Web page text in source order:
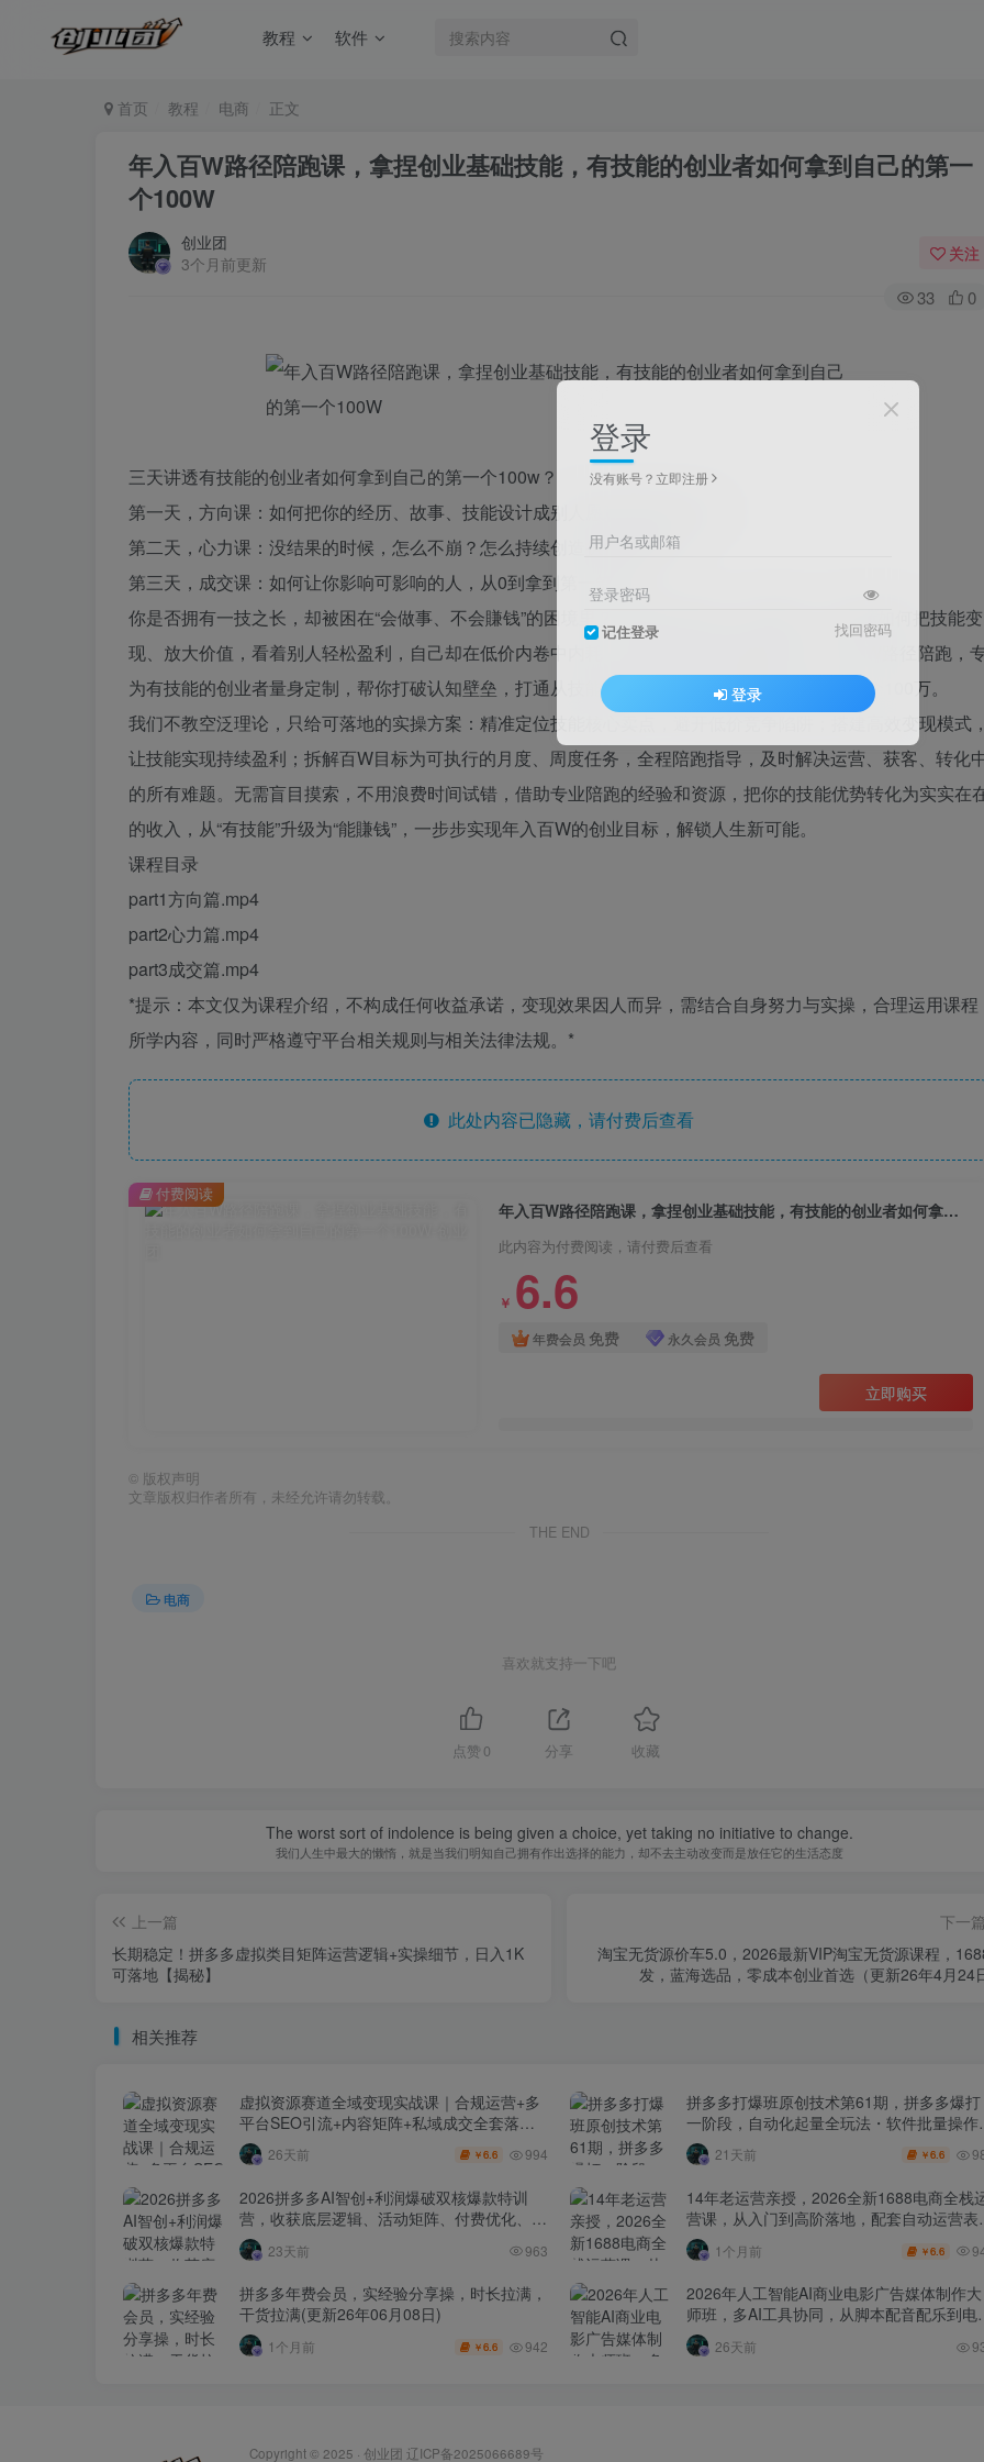
教程 软件
首页 教程 电商 正文
年入百W路径陪跑课，拿捏创业基础技能，有技能的创业者如何拿到自己的第一
个100W
创业团
3个月前更新
关注
33 0
三天讲透有技能的创业者如何拿到自己的第一个100w？
第一天，方向课：如何把你的经历、故事、技能设计成别人愿意付钱的产品？
第二天，心力课：没结果的时候，怎么不崩？怎么持续创造执行的循环？
第三天，成交课：如何让你影响可影响的人，从0到拿到第一笔钱？
你是否拥有一技之长，却被困在“会做事、不会賺钱”的困境里？明明手艺过硬、专业能打，却不懂如何把技能变
现、放大价值，看着别人轻松盈利，自己却在低价内卷中内耗，距离百W目标越来越远？年入百W路径陪跑，
为有技能的创业者量身定制，帮你打破认知壁垒，打通从技能到财富的闭环，稳稳拿下人生第一个100万。
我们不教空泛理论，只给可落地的实操方案：精准定位技能核心卖点，避开低价竞争陷阱；搭建高效变现模式
让技能实现持续盈利；拆解百W目标为可执行的月度、周度任务，全程陪跑指导，及时解决运营、获客、转化
的所有难题。无需盲目摸索，不用浪费时间试错，借助专业陪跑的经验和资源，把你的技能优势转化为实实在
的收入，从“有技能”升级为“能賺钱”，一步步实现年入百W的创业目标，解锁人生新可能。
课程目录
part1方向篇.mp4
part2心力篇.mp4
part3成交篇.mp4
*提示：本文仅为课程介绍，不构成任何收益承诺，变现效果因人而异，需结合自身努力与实操，合理运用课程
所学内容，同时严格遵守平台相关规则与相关法律法规。*
此处内容已隐藏，请付费后查看
年入百W路径陪跑课，拿捏创业基础技能，有技能的创业者如何拿到自己的第一个100W
此内容为付费阅读，请付费后查看
￥ 6.6
年费会员 免费 永久会员 免费
立即购买
付费阅读
© 版权声明
文章版权归作者所有，未经允许请勿转载。
THE END
电商
喜欢就支持一下吧
点赞 0 分享 收藏
The worst sort of indolence is being given a choice, yet taking no initiative to change.
我们人生中最大的懒惰，就是当我们明知自己拥有作出选择的能力，却不去主动改变而是放任它的生活态度
上一篇
长期稳定！拼多多虚拟类目矩阵运营逻辑+实操细节，日入1K
可落地【揭秘】
下一
淘宝无货源价车5.0，​2026最新VIP淘宝无货源课程，
发，蓝海选品，零成本创业首选（更新26年4月24
相关推荐
虚拟资源赛道全域变现实战课｜合规运营+多
平台SEO引流+内容矩阵+私域成交全套落地
玩法
26天前 ￥6.6 994
拼多多打爆班原创技术第61期，拼多多爆打
一阶段，自动化起量全玩法・软件批量操作
投产优化・大促矩阵实战课
21天前 ￥6.6
2026拼多多AI智创+利润爆破双核爆款特训
营，收获底层逻辑、活动矩阵、付费优化、0-
1打爆SOP
23天前 963
14年老运营亲授，2026全新1688电商全栈
营课，从入门到高阶落地，配套自动运营表
+工具包+直播诊断等
1个月前 ￥6.6
拼多多年费会员，实经验分享操，时长拉满，
干货拉满(更新26年06月08日)
1个月前 ￥6.6 942
2026年人工智能AI商业电影广告媒体制作大
师班，多AI工具协同，从脚本配音配乐到电
级短片、品牌广告全流程实战（中英字幕）
26天前
Copyright © 2025 · 创业团 辽ICP备2025066689号
登录
没有账号？立即注册
用户名或邮箱
登录密码
记住登录 找回密码
登录